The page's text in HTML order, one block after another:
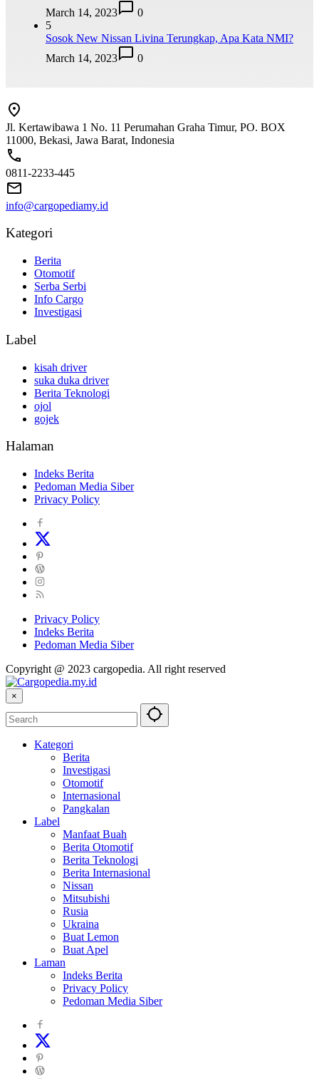
March 14, 2023
0
5
Sosok New Nissan Livina Terungkap, Apa Kata NMI?
March 14, 2023
0
Jl. Kertawibawa 1 No. 11 Perumahan Graha Timur, PO. BOX
11000, Bekasi, Jawa Barat, Indonesia
0811-2233-445
info@cargopediamy.id
Kategori
Berita
Otomotif
Serba Serbi
Info Cargo
Investigasi
Label
kisah driver
suka duka driver
Berita Teknologi
ojol
gojek
Halaman
Indeks Berita
Pedoman Media Siber
Privacy Policy
Privacy Policy
Indeks Berita
Pedoman Media Siber
Copyright @ 2023 cargopedia. All right reserved
×
Kategori
Berita
Investigasi
Otomotif
Internasional
Pangkalan
Label
Manfaat Buah
Berita Otomotif
Berita Teknologi
Berita Internasional
Nissan
Mitsubishi
Rusia
Ukraina
Buat Lemon
Buat Apel
Laman
Indeks Berita
Privacy Policy
Pedoman Media Siber